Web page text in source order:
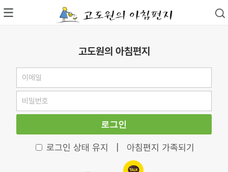
고도원의 아침편지
로그인
로그인 상태 유지 아침편지 가족되기